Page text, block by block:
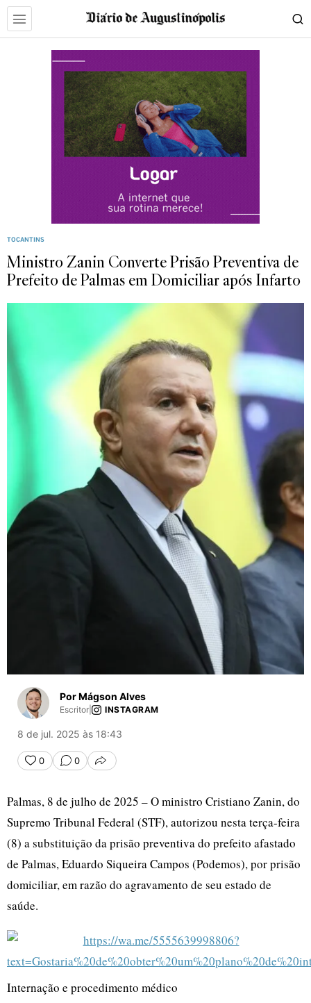
TOCANTINS
Ministro Zanin Converte Prisão Preventiva de
Prefeito de Palmas em Domiciliar após Infarto
Por Mágson Alves
Escritor INSTAGRAM
8 de jul. 2025 às 18:43
0 0 COMPARTILHAR
Palmas, 8 de julho de 2025 – O ministro Cristiano Zanin, do
Supremo Tribunal Federal (STF), autorizou nesta terça-feira
(8) a substituição da prisão preventiva do prefeito afastado
de Palmas, Eduardo Siqueira Campos (Podemos), por prisão
domiciliar, em razão do agravamento de seu estado de
saúde.
Internação e procedimento médico